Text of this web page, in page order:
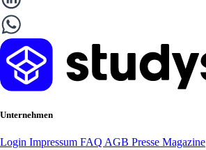
Unternehmen
Login Impressum FAQ AGB Presse Magazine